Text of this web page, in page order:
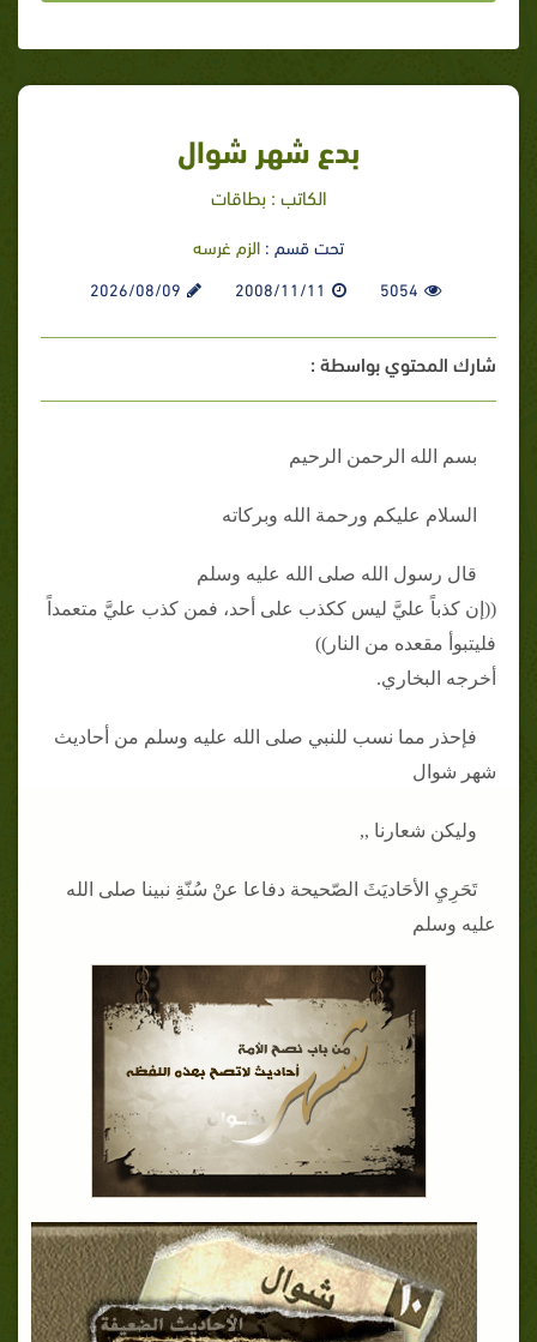
بدع شهر شوال
الكاتب : بطاقات
تحت قسم : الزم غرسه
5054
2008/11/11
2026/08/09
شارك المحتوي بواسطة :
بسم الله الرحمن الرحيم
السلام عليكم ورحمة الله وبركاته
قال رسول الله صلى الله عليه وسلم
((إن كذباً عليَّ ليس ككذب على أحد، فمن كذب عليَّ متعمداً
فليتبوأ مقعده من النار))
أخرجه البخاري.
فإحذر مما نسب للنبي صلى الله عليه وسلم من أحاديث
شهر شوال
وليكن شعارنا ,,
تَحَرِيِ الأحَاديَثَ الصّحيحة دفاعا عنْ سُنّةِ نبينا صلى الله
عليه وسلم